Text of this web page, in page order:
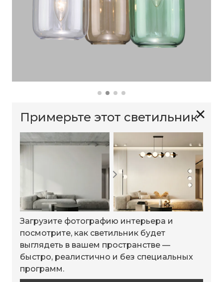
✕
Примерьте этот светильник
Загрузите фотографию интерьера и
посмотрите, как светильник будет
выглядеть в вашем пространстве —
быстро, реалистично и без специальных
программ.